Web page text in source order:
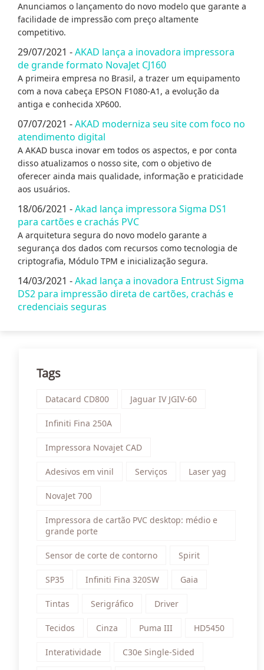
Anunciamos o lançamento do novo modelo que garante a
facilidade de impressão com preço altamente
competitivo.
29/07/2021 -AKAD lança a inovadora impressora
de grande formato NovaJet CJ160
A primeira empresa no Brasil, a trazer um equipamento
com a nova cabeça EPSON F1080-A1, a evolução da
antiga e conhecida XP600.
07/07/2021 -AKAD moderniza seu site com foco no
atendimento digital
A AKAD busca inovar em todos os aspectos, e por conta
disso atualizamos o nosso site, com o objetivo de
oferecer ainda mais qualidade, informação e praticidade
aos usuários.
18/06/2021 -Akad lança impressora Sigma DS1
para cartões e crachás PVC
A arquitetura segura do novo modelo garante a
segurança dos dados com recursos como tecnologia de
criptografia, Módulo TPM e inicialização segura.
14/03/2021 -Akad lança a inovadora Entrust Sigma
DS2 para impressão direta de cartões, crachás e
credenciais seguras
Tags
Datacard CD800 Jaguar IV JGIV-60
Infiniti Fina 250A
Impressora Novajet CAD
Adesivos em vinil Serviços Laser yag
NovaJet 700
Impressora de cartão PVC desktop: médio e
grande porte
Sensor de corte de contorno Spirit
SP35 Infiniti Fina 320SW Gaia
Tintas Serigráfico Driver
Tecidos Cinza Puma III HD5450
Interatividade C30e Single-Sided